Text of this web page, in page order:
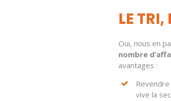
LE TRI,
Oui, nous en
nombre
avantages :
vive la